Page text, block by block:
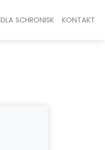
DLA SCHRONISK KONTAKT